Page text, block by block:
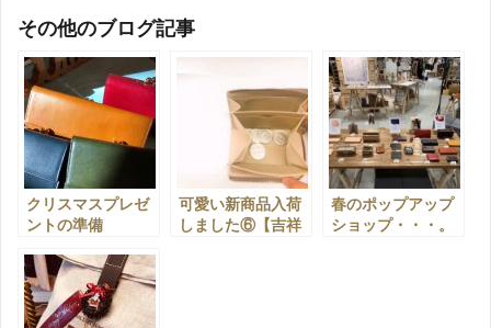
その他のブログ記事
クリスマスプレゼ
ントの準備
店】
可愛い新商品入荷
しました⑥【吉祥
春のポップアップ
ショップ・・・。